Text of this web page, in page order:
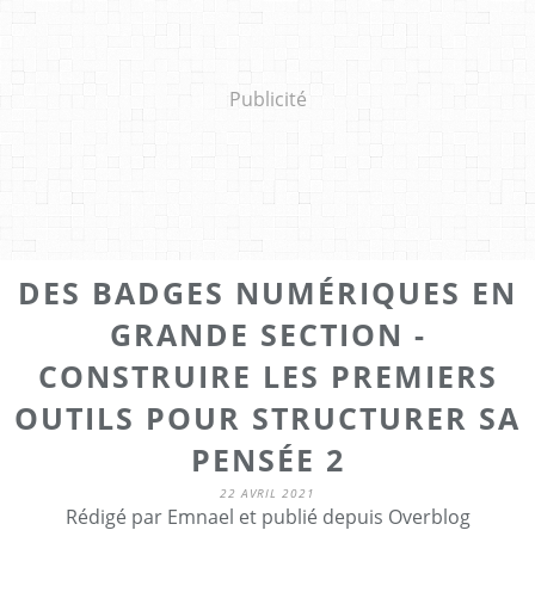
Publicité
DES BADGES NUMÉRIQUES EN
GRANDE SECTION -
CONSTRUIRE LES PREMIERS
OUTILS POUR STRUCTURER SA
PENSÉE 2
22 AVRIL 2021
Rédigé par Emnael et publié depuis Overblog